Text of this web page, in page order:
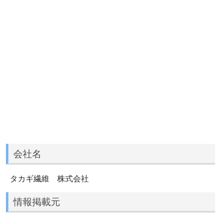
会社名
タカギ繊維 株式会社
情報掲載元